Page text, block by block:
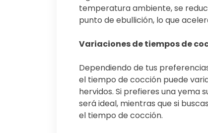
temperatura ambiente, se
punto de ebullición, lo que
Variaciones de tiempos de
Dependiendo de tus
el tiempo de cocción puede
hervidos. Si prefieres una yema
será ideal, mientras que si
el tiempo de cocción.